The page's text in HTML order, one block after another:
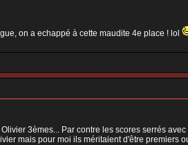
on a echappé à cette maudite 4e place ! lol
3èmes... Par contre les scores serrés
mais pour moi ils méritaient d'être premiers